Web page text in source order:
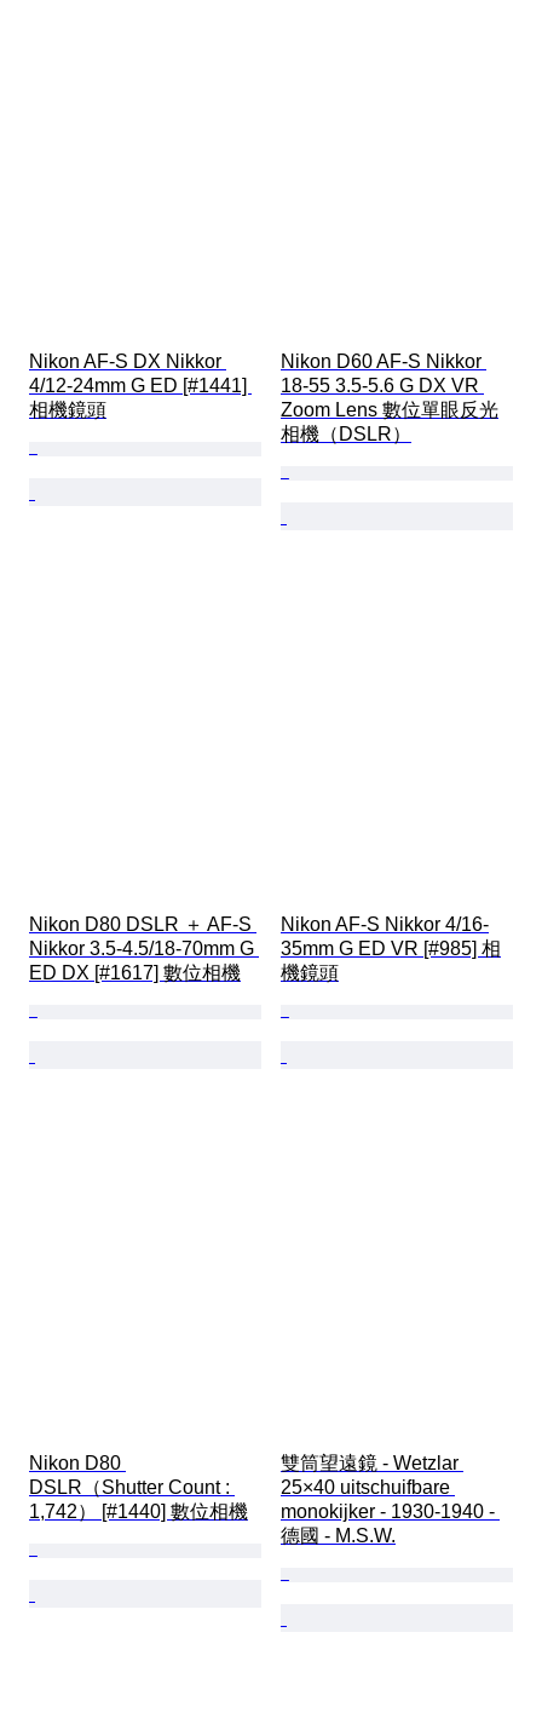
Nikon AF-S DX Nikkor
4/12-24mm G ED [#1441]
相機鏡頭
Nikon D60 AF-S Nikkor
18-55 3.5-5.6 G DX VR
Zoom Lens 數位單眼反光
相機（DSLR）
Nikon D80 DSLR ＋ AF-S
Nikkor 3.5-4.5/18-70mm G
ED DX [#1617] 數位相機
Nikon AF-S Nikkor 4/16-
35mm G ED VR [#985] 相
機鏡頭
Nikon D80
DSLR（Shutter Count :
1,742） [#1440] 數位相機
雙筒望遠鏡 - Wetzlar
25×40 uitschuifbare
monokijker - 1930-1940 -
德國 - M.S.W.